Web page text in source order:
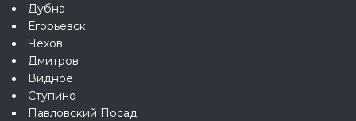
Дубна
Егорьевск
Чехов
Дмитров
Видное
Ступино
Павловский Посад